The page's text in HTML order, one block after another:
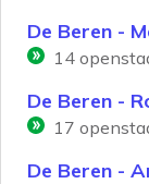
De Beren -
14
De Beren -
17
De Beren -